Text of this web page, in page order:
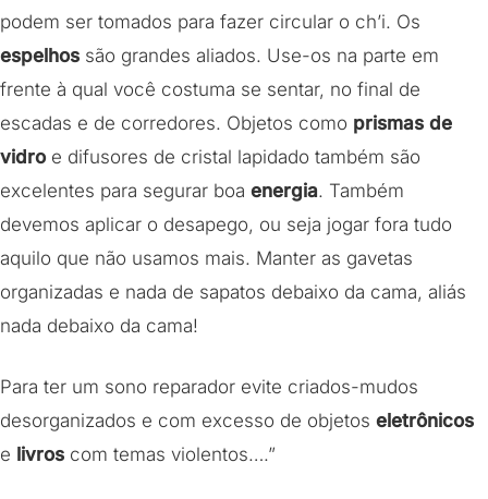
podem ser tomados para fazer circular o ch’i. Os
espelhos são grandes aliados. Use-os na parte em
frente à qual você costuma se sentar, no final de
escadas e de corredores. Objetos como prismas de
vidro e difusores de cristal lapidado também são
excelentes para segurar boa energia. Também
devemos aplicar o desapego, ou seja jogar fora tudo
aquilo que não usamos mais. Manter as gavetas
organizadas e nada de sapatos debaixo da cama, aliás
nada debaixo da cama!
Para ter um sono reparador evite criados-mudos
desorganizados e com excesso de objetos eletrônicos
e livros com temas violentos….”